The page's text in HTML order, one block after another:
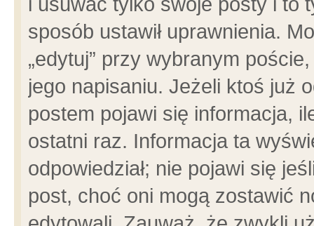
sposób ustawił uprawnienia.
„edytuj” przy wybranym
jego napisaniu. Jeżeli ktoś już
postem pojawi się informacja,
ostatni raz. Informacja ta
odpowiedział; nie pojawi się
post, choć oni mogą zostawić